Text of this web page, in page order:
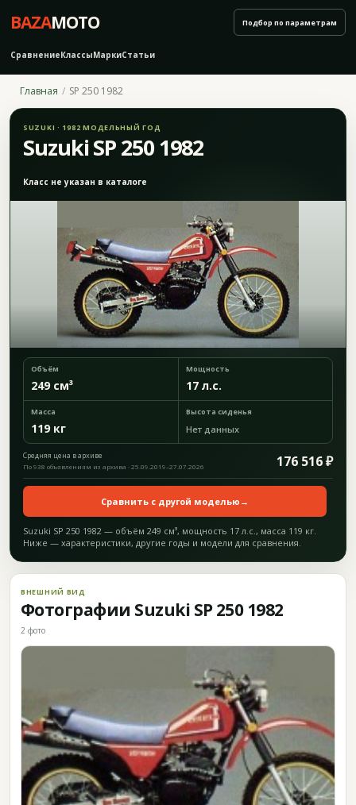
BAZAMOTO
СравнениеКлассыМаркиСтатьи
Подбор по параметрам
Главная SP 250 1982
SUZUKI · 1982 МОДЕЛЬНЫЙ ГОД
Suzuki SP 250 1982
Класс не указан в каталоге
Объём
249 см³
Мощность
17 л.с.
Масса
119 кг
Высота сиденья
Нет данных
Средняя цена в архиве 176 516 ₽
По 938 объявлениям из архива · 25.09.2019–27.07.2026
Сравнить с другой моделью →
Suzuki SP 250 1982 — объём 249 см³, мощность 17 л.с., масса 119 кг.
Ниже — характеристики, другие годы и модели для сравнения.
ВНЕШНИЙ ВИД
Фотографии Suzuki SP 250 1982
2 фото